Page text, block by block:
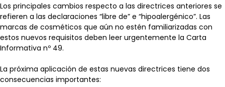
Los principales cambios respecto a las directrices anteriores se
refieren a las declaraciones “libre de” e “hipoalergénico”. Las
marcas de cosméticos que aún no estén familiarizadas con
estos nuevos requisitos deben leer urgentemente la Carta
Informativa nº 49.
La próxima aplicación de estas nuevas directrices tiene dos
consecuencias importantes: